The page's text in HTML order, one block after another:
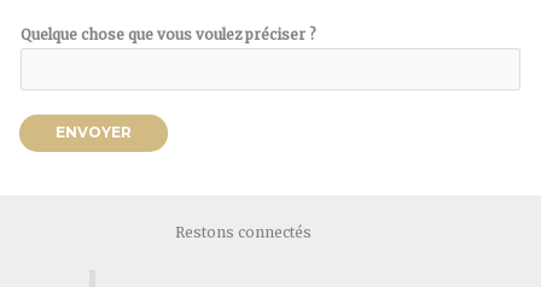
Quelque chose que vous voulez préciser ?
ENVOYER
Restons connectés